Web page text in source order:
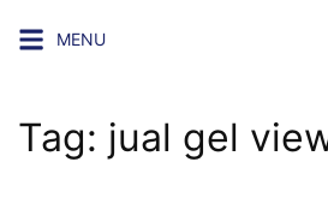
MENU
Tag: jual gel